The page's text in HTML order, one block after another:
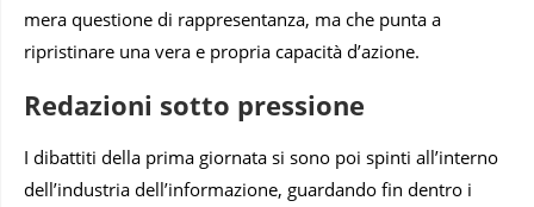
mera questione di rappresentanza, ma che punta a
ripristinare una vera e propria capacità d’azione.
Redazioni sotto pressione
I dibattiti della prima giornata si sono poi spinti all’interno
dell’industria dell’informazione, guardando fin dentro i